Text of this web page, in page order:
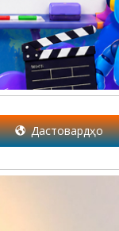
Дастовардҳо